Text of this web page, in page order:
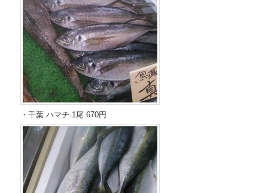
・千葉 ハマチ 1尾 670円